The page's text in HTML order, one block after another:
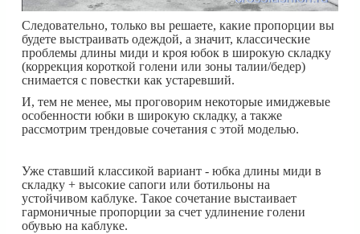
Следовательно, только вы решаете, какие пропорции вы
будете выстраивать одеждой, а значит, классические
проблемы длины миди и кроя юбок в широкую складку
(коррекция короткой голени или зоны талии/бедер)
снимается с повестки как устаревший.
И, тем не менее, мы проговорим некоторые имиджевые
особенности юбки в широкую складку, а также
рассмотрим трендовые сочетания с этой моделью.
Уже ставший классикой вариант - юбка длины миди в
складку + высокие сапоги или ботильоны на
устойчивом каблуке. Такое сочетание выстаивает
гармоничные пропорции за счет удлинение голени
обувью на каблуке.